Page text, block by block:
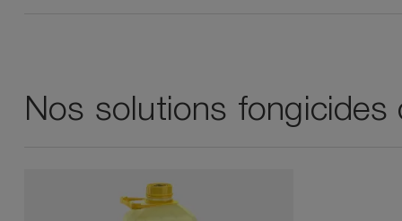
Nos solutions